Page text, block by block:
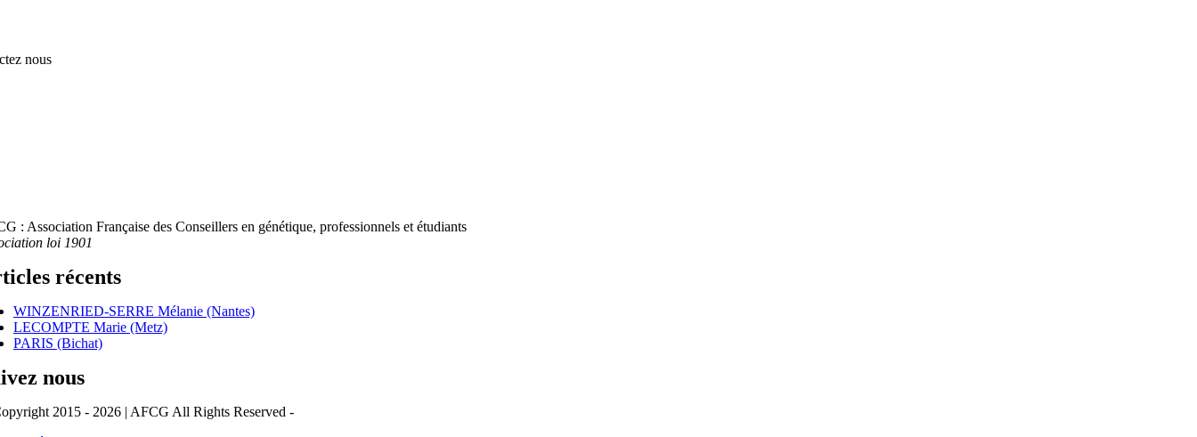
nous
: Association Française des Conseillers en génétique, professionnels et étudiants
loi 1901
récents
WINZENRIED-SERRE Mélanie (Nantes)
LECOMPTE Marie (Metz)
PARIS (Bichat)
nous
2015 - 2026 | AFCG All Rights Reserved -